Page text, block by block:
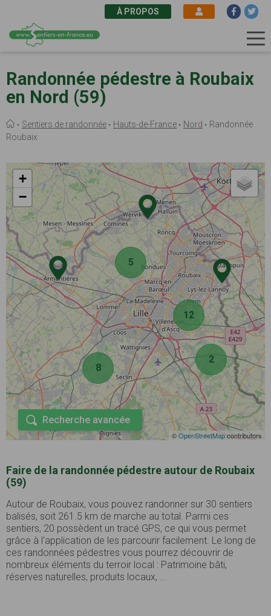
au
contenu
principal
À PROPOS
Randonnée pédestre à Roubaix
en Nord (59)
Fil
d'Ariane
Sentiers de randonnée Hauts-de-France Nord
Randonnée
Roubaix
8
5
2
12
+
−
©OpenStreetMapcontributors
Recherche avancée
Faire de la randonnée pédestre autour de Roubaix
(59)
Autour de Roubaix, vous pouvez randonner sur 30 sentiers
balisés, soit 261.5 km de marche au total. Parmi ces
sentiers, 20 possèdent un tracé GPS, ce qui vous permet
grâce à l'application de les parcourir facilement. Le long de
ces randonnées pédestres vous pourrez découvrir de
nombreux éléments du terroir local : Patrimoine bâti,
réserves naturelles, produits locaux, ...